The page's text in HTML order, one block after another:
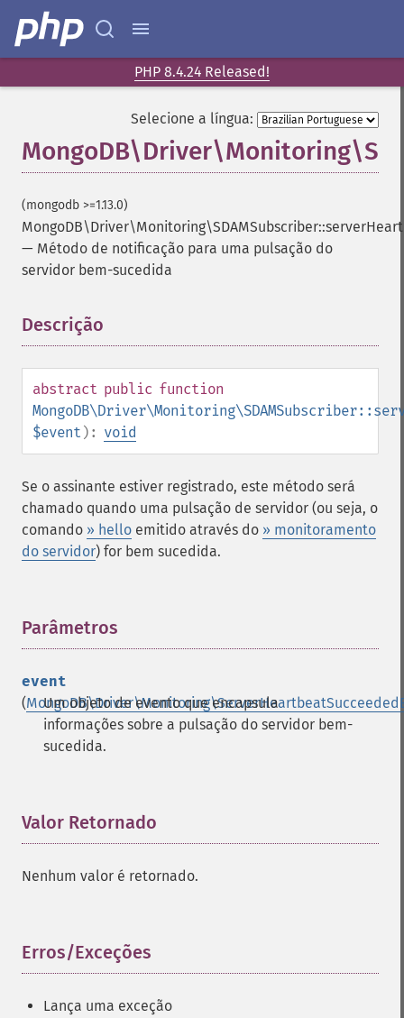
PHP 8.4.24 Released!
Selecione a língua:
(mongodb >=1.13.0)
— Método de notificação para uma pulsação do
servidor bem-sucedida
Descrição
abstract public function
$event ): void
Se o assinante estiver registrado, este método será
chamado quando uma pulsação de servidor (ou seja, o
comando » hello emitido através do » monitoramento
do servidor) for bem sucedida.
Parâmetros
event
(
Um objeto de evento que encapsula
informações sobre a pulsação do servidor bem-
sucedida.
Valor Retornado
Nenhum valor é retornado.
Erros/Exceções
Lança uma exceção